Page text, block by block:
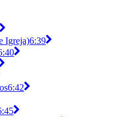
Igreja)6:39
6:42